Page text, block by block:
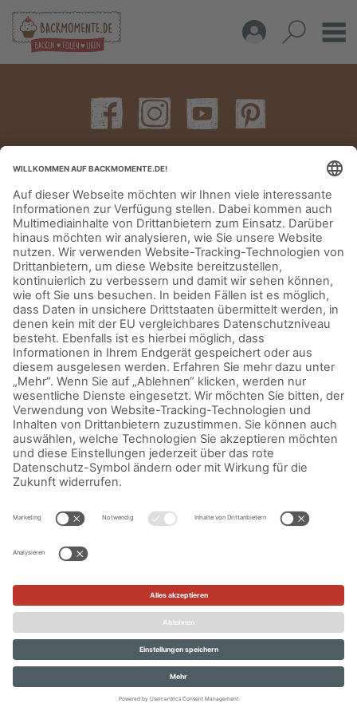
IMPRESSUM DATENSCHUTZERKLÄRUNG AGB KONTAKT
© Aurora Mühlen GmbH - Trettaustraße 49 – D-21107 Hamburg